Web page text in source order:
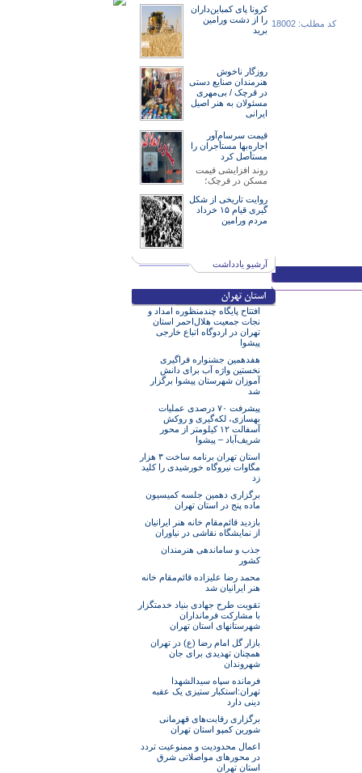
کد مطلب: 18002
کرونا پای کمباین‌داران
را از دشت ورامین
برید
روزگار ناخوش
هنرمند‌‌‌ان صنایع دستی
در قرچک / ‌بی‌مهری
مسئولان‌ به هنر اصیل
ایرانی
قیمت سرسام‌آور
اجاره‌بها مستأجران را
مستأصل کرد
روند افزایشی قیمت
مسکن در قرچک؛
روایت تاریخی از شکل
گیری قیام ۱۵ خرداد
مردم ورامین
آرشیو یادداشت
افتتاح پایگاه چندمنظوره امداد و
نجات جمعیت هلال‌احمر استان
تهران در اردوگاه اتباع خارجی
پیشوا
هفدهمین جشنواره فراگیری
نخستین واژه آب برای دانش
آموزان شهرستان پیشوا برگزار
شد
پیشرفت ۷۰ درصدی عملیات
بهسازی، لکه‌گیری و روکش
آسفالت ۱۲ کیلومتر از محور
شریف‌آباد – پیشوا
استان تهران برنامه ساخت ۳ هزار
مگاوات نیروگاه خورشیدی را کلید
زد
برگزاری دهمین جلسه کمیسیون
ماده پنج در استان تهران
بازدید قائم‌مقام خانه هنر ایرانیان
از نمایشگاه نقاشی در نیاوران
جذب و ساماندهی هنرمندان
کشور
محمد رضا علیزاده قائم‌مقام خانه
هنر ایرانیان شد
تقویت طرح جهادی بنیاد خدمتگزار
با مشارکت فرمانداران
شهرستانهای استان تهران
بازار گل امام رضا (ع) در تهران
همچنان تهدیدی برای جان
شهروندان
فرمانده سپاه سیدالشهدا
تهران:استکبار ستیزی یک عقبه
دینی دارد
برگزاری رقابت‌های قهرمانی
شورین کمپو استان تهران
اعمال محدودیت و ممنوعیت تردد
در محورهای مواصلاتی شرق
استان تهران